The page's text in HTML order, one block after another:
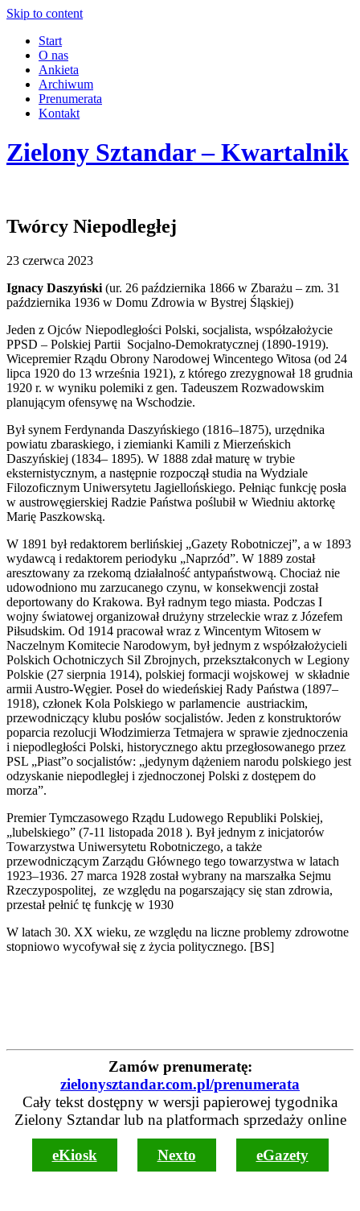
Skip to content
Start
O nas
Ankieta
Archiwum
Prenumerata
Kontakt
Zielony Sztandar – Kwartalnik
Twórcy Niepodległej
23 czerwca 2023
Ignacy Daszyński (ur. 26 października 1866 w Zbarażu – zm. 31
października 1936 w Domu Zdrowia w Bystrej Śląskiej)
Jeden z Ojców Niepodległości Polski, socjalista, współzałożycie
PPSD – Polskiej Partii Socjalno-Demokratycznej (1890-1919).
Wicepremier Rządu Obrony Narodowej Wincentego Witosa (od 24
lipca 1920 do 13 września 1921), z którego zrezygnował 18 grudnia
1920 r. w wyniku polemiki z gen. Tadeuszem Rozwadowskim
planującym ofensywę na Wschodzie.
Był synem Ferdynanda Daszyńskiego (1816–1875), urzędnika
powiatu zbaraskiego, i ziemianki Kamili z Mierzeńskich
Daszyńskiej (1834– 1895). W 1888 zdał maturę w trybie
eksternistycznym, a następnie rozpoczął studia na Wydziale
Filozoficznym Uniwersytetu Jagiellońskiego. Pełniąc funkcję posła
w austrowęgierskiej Radzie Państwa poślubił w Wiedniu aktorkę
Marię Paszkowską.
W 1891 był redaktorem berlińskiej „Gazety Robotniczej”, a w 1893
wydawcą i redaktorem periodyku „Naprzód”. W 1889 został
aresztowany za rzekomą działalność antypaństwową. Chociaż nie
udowodniono mu zarzucanego czynu, w konsekwencji został
deportowany do Krakowa. Był radnym tego miasta. Podczas I
wojny światowej organizował drużyny strzeleckie wraz z Józefem
Piłsudskim. Od 1914 pracował wraz z Wincentym Witosem w
Naczelnym Komitecie Narodowym, był jednym z współzałożycieli
Polskich Ochotniczych Sil Zbrojnych, przekształconych w Legiony
Polskie (27 sierpnia 1914), polskiej formacji wojskowej w składnie
armii Austro-Węgier. Poseł do wiedeńskiej Rady Państwa (1897–
1918), członek Kola Polskiego w parlamencie austriackim,
przewodniczący klubu posłów socjalistów. Jeden z konstruktorów
poparcia rezolucji Włodzimierza Tetmajera w sprawie zjednoczenia
i niepodległości Polski, historycznego aktu przegłosowanego przez
PSL „Piast”o socjalistów: „jedynym dążeniem narodu polskiego jest
odzyskanie niepodległej i zjednoczonej Polski z dostępem do
morza”.
Premier Tymczasowego Rządu Ludowego Republiki Polskiej,
„lubelskiego” (7-11 listopada 2018 ). Był jednym z inicjatorów
Towarzystwa Uniwersytetu Robotniczego, a także
przewodniczącym Zarządu Głównego tego towarzystwa w latach
1923–1936. 27 marca 1928 został wybrany na marszałka Sejmu
Rzeczypospolitej, ze względu na pogarszający się stan zdrowia,
przestał pełnić tę funkcję w 1930
W latach 30. XX wieku, ze względu na liczne problemy zdrowotne
stopniowo wycofywał się z życia politycznego. [BS]
Zamów prenumeratę:
zielonysztandar.com.pl/prenumerata
Cały tekst dostępny w wersji papierowej tygodnika
Zielony Sztandar lub na platformach sprzedaży online
eKiosk Nexto eGazety